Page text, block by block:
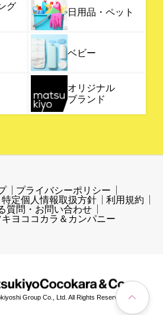
グ
日用品・ペット
ベビー
オリジナル
ブランド
プライバシーポリシー
特定個人情報取扱方針
利用規約
質問・お問い合わせ
ヨココカラ＆カンパニー
Group Co., Ltd. All Rights Reserved.